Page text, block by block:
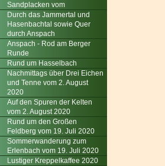
Sandplacken vom
Durch das Jammertal und
Hasenbachtal sowie Quer
durch Anspach
Anspach - Rod am Berger
Runde
Rund um Hasselbach
Nachmittags über Drei Eichen
und Tenne vom 2. August
2020
Auf den Spuren der Kelten
vom 2. August 2020
Rund um den Großen
Feldberg vom 19. Juli 2020
Sommerwanderung zum
Erlenbach vom 19. Juli 2020
Lustiger Kreppelkaffee 2020